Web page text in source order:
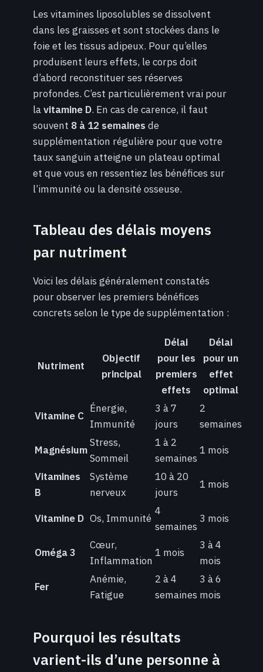
Les vitamines liposolubles se dissolvent
dans les graisses et sont stockées dans le
foie et les tissus adipeux. Pour qu’elles
produisent leurs effets, le corps doit
d’abord reconstituer ses réserves
profondes. C’est particulièrement vrai pour
lavitamine D. En cas de carence, il faut
souvent 8 à 12 semaines de
supplémentation régulière pour que votre
taux sanguin atteigne un plateau optimal
et que vous en ressentiez les bénéfices sur
l’immunité ou la densité osseuse.
Tableau des délais moyens
par nutriment
Voici les délais généralement constatés
pour observer les premiers bénéfices
concrets selon le type de supplémentation :
Nutriment
Objectif
principal
Délai
pour les
premiers
effets
Délai
pour un
effet
optimal
Vitamine C
Énergie,
Immunité
3 à 7
jours
2
semaines
Magnésium
Stress,
Sommeil
1 à 2
semaines
1 mois
Vitamines
B
Système
nerveux
10 à 20
jours
1 mois
Vitamine D Os, Immunité
4
semaines
3 mois
Oméga 3
Cœur,
Inflammation
1 mois
3 à 4
mois
Fer
Anémie,
Fatigue
2 à 4
semaines
3 à 6
mois
Pourquoi les résultats
varient-ils d’une personne à